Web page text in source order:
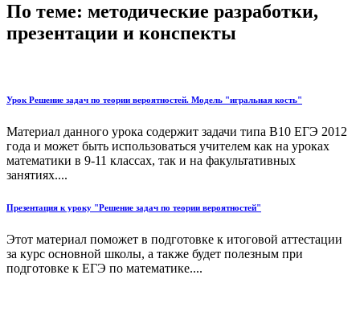
По теме: методические разработки,
презентации и конспекты
Урок Решение задач по теории вероятностей. Модель "игральная кость"
Материал данного урока содержит задачи типа В10 ЕГЭ 2012
года и может быть использоваться учителем как на уроках
математики в 9-11 классах, так и на факультативных
занятиях....
Презентация к уроку "Решение задач по теории вероятностей"
Этот материал поможет в подготовке к итоговой аттестации
за курс основной школы, а также будет полезным при
подготовке к ЕГЭ по математике....